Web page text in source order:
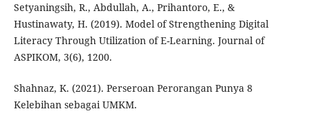
Setyaningsih, R., Abdullah, A., Prihantoro, E., &
Hustinawaty, H. (2019). Model of Strengthening Digital
Literacy Through Utilization of E-Learning. Journal of
ASPIKOM, 3(6), 1200.
Shahnaz, K. (2021). Perseroan Perorangan Punya 8
Kelebihan sebagai UMKM.